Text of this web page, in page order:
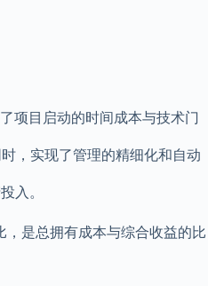
项目启动的时间成本与技术门
，实现了管理的精细化和自动
入。
，是总拥有成本与综合收益的比